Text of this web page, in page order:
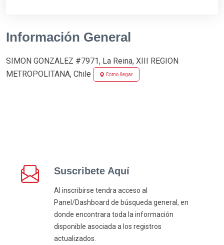
Información General
SIMON GONZALEZ #7971, La Reina, XIII REGION
METROPOLITANA, Chile
Como llegar
Suscribete Aquí
Al inscribirse tendra acceso al
Panel/Dashboard de búsqueda general, en
donde encontrara toda la información
disponible asociada a los registros
actualizados.